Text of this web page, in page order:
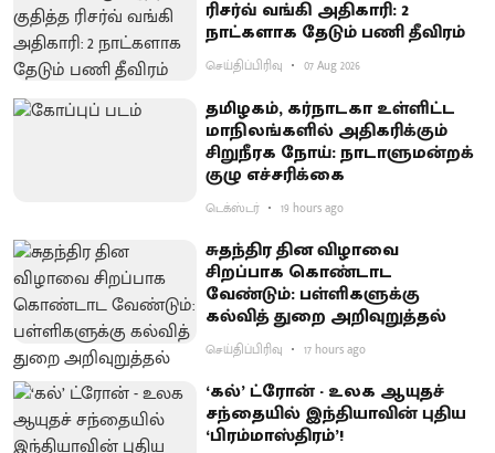
ரிசர்வ் வங்கி அதிகாரி: 2
நாட்களாக தேடும் பணி தீவிரம்
செய்திப்பிரிவு 07 Aug 2026
தமிழகம், கர்நாடகா உள்ளிட்ட
மாநிலங்களில் அதிகரிக்கும்
சிறுநீரக நோய்: நாடாளுமன்றக்
குழு எச்சரிக்கை
டெக்ஸ்டர் 19 hours ago
சுதந்திர தின விழாவை
சிறப்பாக கொண்டாட
வேண்டும்: பள்ளிகளுக்கு
கல்வித் துறை அறிவுறுத்தல்
செய்திப்பிரிவு 17 hours ago
‘கல்’ ட்ரோன் - உலக ஆயுதச்
சந்தையில் இந்தியாவின் புதிய
‘பிரம்மாஸ்திரம்’!